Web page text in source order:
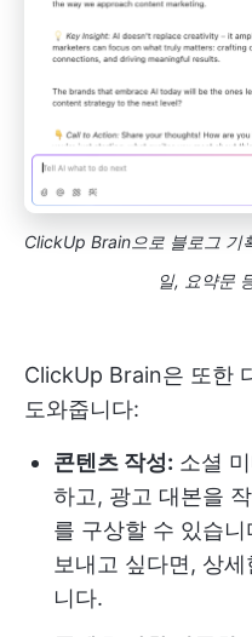
ClickUp Brain으로 블로그 기
일, 요약문
ClickUp Brain은 또한
도와줍니다:
콘텐츠 작성: 소셜
하고, 광고 대본을
를 구상할 수 있습
보내고 싶다면, 상
니다.